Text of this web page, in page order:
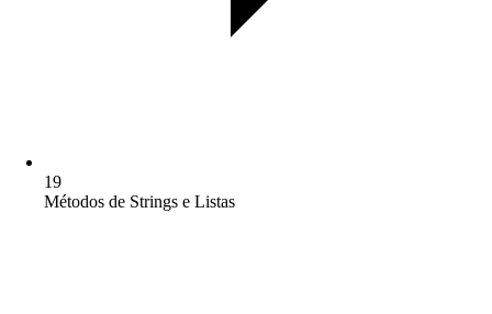
19
Métodos de Strings e Listas